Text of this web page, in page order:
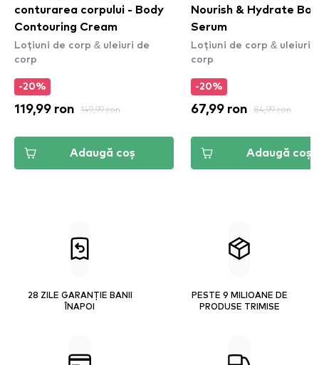
conturarea corpului - Body
Contouring Cream
Loțiuni de corp & uleiuri de
corp
-20%
119,99 ron 149,99 ron
Adaugă coș
Nourish & Hydrate
Serum
Loțiuni de corp & uleiuri
corp
-20%
67,99 ron 84,99 ron
Adaugă coș
28 ZILE GARANȚIE BANII
ÎNAPOI
PESTE 9 MILIOANE DE
PRODUSE TRIMISE